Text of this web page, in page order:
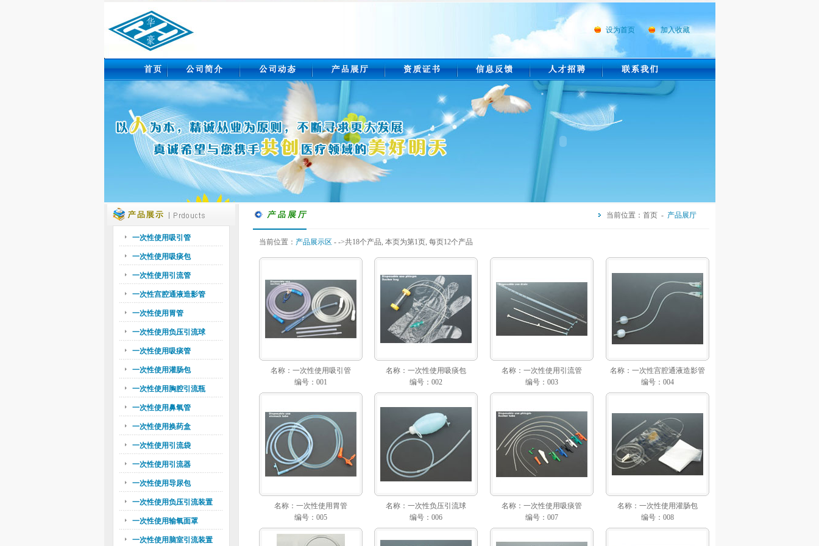
设为首页 加入收藏
一次性使用吸引管
一次性使用吸痰包
一次性使用引流管
一次性宫腔通液造影管
一次性使用胃管
一次性使用负压引流球
一次性使用吸痰管
一次性使用灌肠包
一次性使用胸腔引流瓶
一次性使用鼻氧管
一次性使用换药盒
一次性使用引流袋
一次性使用引流器
一次性使用导尿包
一次性使用负压引流装置
一次性使用输氧面罩
一次性使用脑室引流装置
当前位置：首页 - 产品展厅
当前位置： 产品展示区 - ->共18个产品, 本页为第1页, 每页12个产品
名称： 一次性使用吸引管
编号：001
名称： 一次性使用吸痰包
编号：002
名称： 一次性使用引流管
编号：003
名称： 一次性宫腔通液造影管
编号：004
名称： 一次性使用胃管
编号：005
名称： 一次性负压引流球
编号：006
名称： 一次性使用吸痰管
编号：007
名称： 一次性使用灌肠包
编号：008